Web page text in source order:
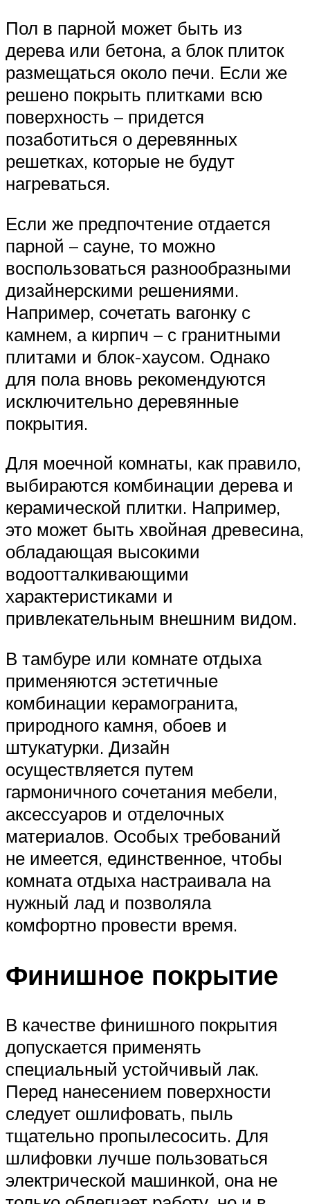
Пол в парной может быть из
дерева или бетона, а блок плиток
размещаться около печи. Если же
решено покрыть плитками всю
поверхность – придется
позаботиться о деревянных
решетках, которые не будут
нагреваться.
Если же предпочтение отдается
парной – сауне, то можно
воспользоваться разнообразными
дизайнерскими решениями.
Например, сочетать вагонку с
камнем, а кирпич – с гранитными
плитами и блок-хаусом. Однако
для пола вновь рекомендуются
исключительно деревянные
покрытия.
Для моечной комнаты, как правило,
выбираются комбинации дерева и
керамической плитки. Например,
это может быть хвойная древесина,
обладающая высокими
водоотталкивающими
характеристиками и
привлекательным внешним видом.
В тамбуре или комнате отдыха
применяются эстетичные
комбинации керамогранита,
природного камня, обоев и
штукатурки. Дизайн
осуществляется путем
гармоничного сочетания мебели,
аксессуаров и отделочных
материалов. Особых требований
не имеется, единственное, чтобы
комната отдыха настраивала на
нужный лад и позволяла
комфортно провести время.
Финишное покрытие
В качестве финишного покрытия
допускается применять
специальный устойчивый лак.
Перед нанесением поверхности
следует ошлифовать, пыль
тщательно пропылесосить. Для
шлифовки лучше пользоваться
электрической машинкой, она не